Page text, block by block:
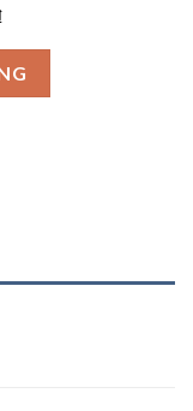
Current
price
is:
13,707,000₫.